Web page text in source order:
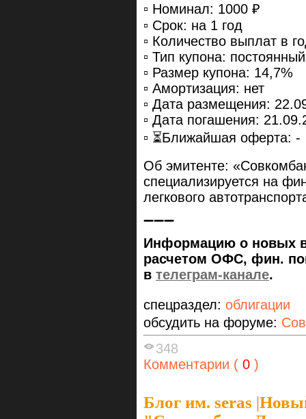
▫️ Номинал: 1000 ₽
▫️ Срок: на 1 год
▫️ Количество выплат в
▫️ Тип купона: постоянный
▫️ Размер купона: 14,7%
▫️ Амортизация: нет
▫️ Дата размещения:
▫️ Дата погашения:
▫️ ⏳Ближайшая оферта: -
Об эмитенте:
специализируется на
легкового
➖➖➖
Информацию о новых
расчетом ОФС, фин.
в телеграм-канале.
спецраздел: облигации
обсудить на форуме:
348
Комментарии ( 0 )
Блог им. seras |